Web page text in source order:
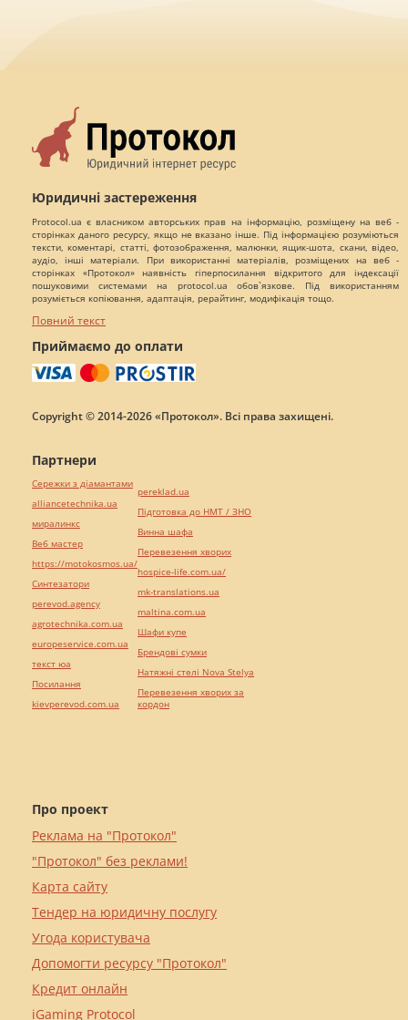
Юридичні застереження
Protocol.ua є власником авторських прав на інформацію, розміщену на веб -
сторінках даного ресурсу, якщо не вказано інше. Під інформацією розуміються
тексти, коментарі, статті, фотозображення, малюнки, ящик-шота, скани, відео,
аудіо, інші матеріали. При використанні матеріалів, розміщених на веб -
сторінках «Протокол» наявність гіперпосилання відкритого для індексації
пошуковими системами на protocol.ua обов`язкове. Під використанням
розуміється копіювання, адаптація, рерайтинг, модифікація тощо.
Повний текст
Приймаємо до оплати
Copyright © 2014-2026 «Протокол». Всі права захищені.
Про проект
Реклама на "Протокол"
"Протокол" без реклами!
Карта сайту
Тендер на юридичну послугу
Угода користувача
Допомогти ресурсу "Протокол"
Кредит онлайн
iGaming Protocol
Партнери
Сережки з діамантами
alliancetechnika.ua
миралинкс
Веб мастер
https://motokosmos.ua/
Синтезатори
perevod.agency
agrotechnika.com.ua
europeservice.com.ua
текст юа
Посилання
kievperevod.com.ua
pereklad.ua
Підготовка до НМТ / ЗНО
Винна шафа
Перевезення хворих
hospice-life.com.ua/
mk-translations.ua
maltina.com.ua
Шафи купе
Брендові сумки
Натяжні стелі Nova Stelya
Перевезення хворих за
кордон